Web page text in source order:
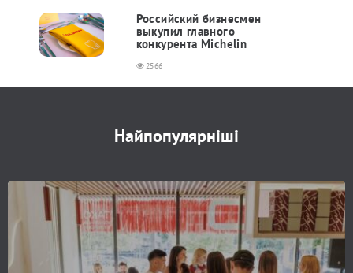
Российский бизнесмен
выкупил главного
конкурента Michelin
2566
Найпопулярніші